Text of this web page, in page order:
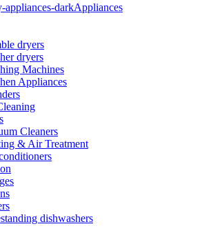
Appliances
dryers
dryers
Machines
Appliances
Cleaners
& Air Treatment
dishwashers